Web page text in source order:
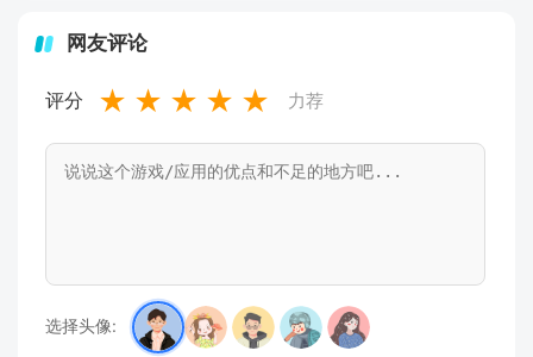
网友评论
评分 ★ ★ ★ ★ ★ 力荐
选择头像: